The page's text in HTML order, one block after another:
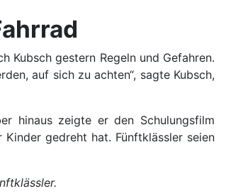
Kubsch gestern Regeln und Gefahren.
auf sich zu achten“, sagte Kubsch,
hinaus zeigte er den Schulungsfilm
gedreht hat. Fünftklässler seien